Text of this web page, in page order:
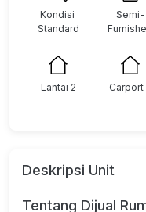
Kondisi
Standard
Semi-
Lantai 2 Carport
Deskripsi Unit
Tentang Dijual